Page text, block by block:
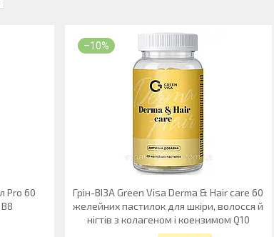
Pro 60
В8
–10%
Грін-ВІЗА Green Visa Derma & Hair care 60
желейних пастилок для шкіри, волосся й
нігтів з колагеном і коензимом Q10